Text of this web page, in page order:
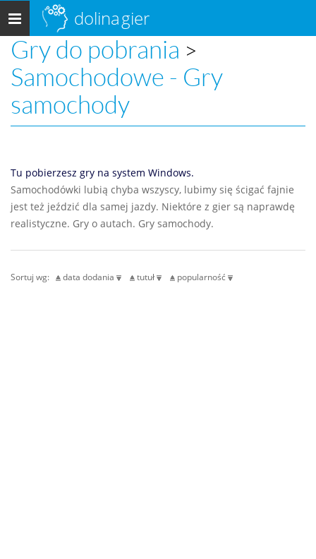
Menu
główne
dolinagier
Gry do pobrania >
Samochodowe - Gry
samochody
Tu pobierzesz gry na system Windows.
Samochodówki lubią chyba wszyscy, lubimy się ścigać fajnie
jest też jeździć dla samej jazdy. Niektóre z gier są naprawdę
realistyczne. Gry o autach. Gry samochody.
Sortuj wg: data dodania tutuł popularność